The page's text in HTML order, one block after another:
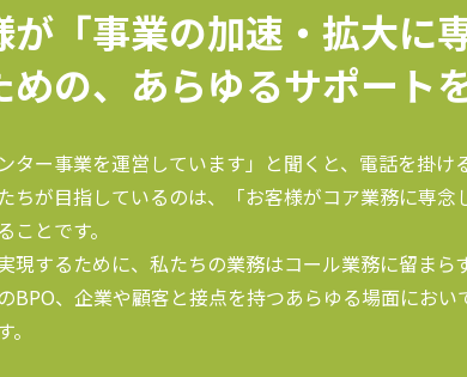
が「事業の加速・拡大に
めの、あらゆるサポート
ター事業を運営しています」と聞くと、電話を掛
ちが目指しているのは、「お客様がコア業務に専
ことです。
現するために、私たちの業務はコール業務に留ま
BPO、企業や顧客と接点を持つあらゆる場面にお